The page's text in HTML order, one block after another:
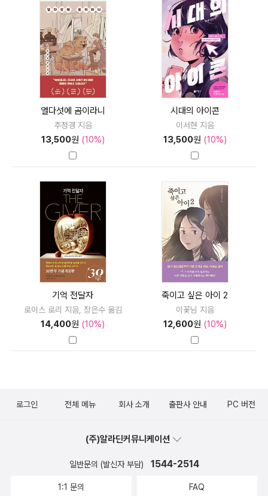
열다섯에 곰이라니
추정경 지음
13,500원 (10%)
시대의 아이콘
이서현 지음
13,500원 (10%)
기억 전달자
로이스 로리 지음, 장은수 옮김
14,400원 (10%)
죽이고 싶은 아이 2
이꽃님 지음
12,600원 (10%)
로그인 전체 메뉴 회사 소개 출판사 안내 PC 버전
(주)알라딘커뮤니케이션
일반문의 (발신자 부담) 1544-2514
1:1 문의 FAQ